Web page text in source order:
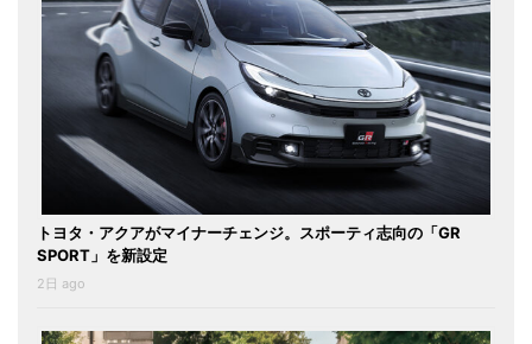
トヨタ・アクアがマイナーチェンジ。スポーティ志向の「GR
SPORT」を新設定
2日 ago